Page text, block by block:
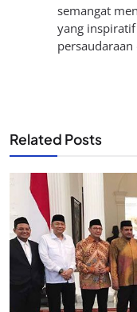
semangat
yang
persaudaraan
Related Posts